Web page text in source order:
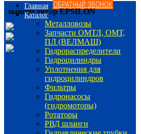
ОБРАТНЫЙ ЗВОНОК
EPSILON
Главная
Каталог
Металловозы
Запчасти ОМТЛ, ОМТ,
ПЛ (ВЕЛМАШ)
Гидрораспределители
Гидроцилиндры
Уплотнения для
гидроцилиндров
Фильтры
Гидронасосы
(гидромоторы)
Ротаторы
РВД шланги